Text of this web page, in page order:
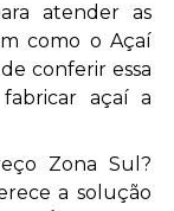
atender as
como o Açaí
conferir essa
açaí a
Zona Sul?
a solução